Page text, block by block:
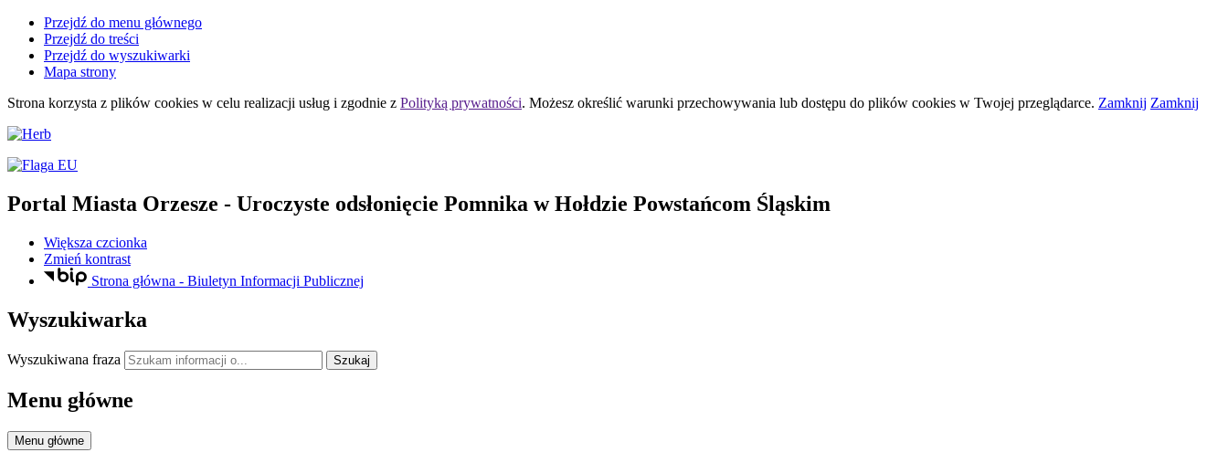
Przejdź do menu głównego
Przejdź do treści
Przejdź do wyszukiwarki
Mapa strony
Strona korzysta z plików cookies w celu realizacji usług i zgodnie z Polityką prywatności. Możesz określić warunki przechowywania lub dostępu do plików cookies w Twojej przeglądarce. Zamknij Zamknij
Portal Miasta Orzesze - Uroczyste odsłonięcie Pomnika w Hołdzie Powstańcom Śląskim
Większa czcionka
Zmień kontrast
Strona główna - Biuletyn Informacji Publicznej
Wyszukiwarka
Wyszukiwana fraza Szukaj
Menu główne
Menu główne